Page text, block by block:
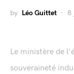
by Léo Guittet 8
Le ministère de
souveraineté